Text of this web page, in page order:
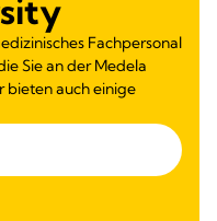
Fachpersonal
Sie an der Medela
bieten auch einige